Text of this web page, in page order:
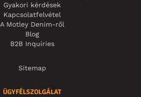
Gyakori kérdések
Kapcsolatfelvétel
A Motley Denim-ről
Blog
B2B Inquiries
Sitemap
ÜGYFÉLSZOLGÁLAT